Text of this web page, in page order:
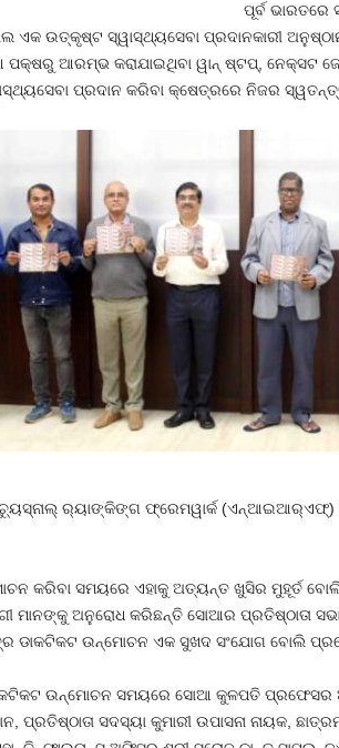
ପୂର୍ବ
ଏକ ଉତ୍କୃଷ୍ଟ ସ୍ୱାସ୍ଥ୍ୟସେବା ପ୍ରଦାନକାରୀ
ପକ୍ଷରୁ ଆରମ୍ଭ କରାଯାଇଥିବା ୱାନ୍ ଷ୍ଟପ୍‌, ନେକ୍ସଟ
ପ୍ରଦାନ କରିବା କ୍ଷେତ୍ରରେ ନିଜର
ର‌୍ୟାଙ୍କିଙ୍ଗ ଫ୍ରେମୱାର୍କ (ଏନ୍‌ଆଇଆର୍‌ଏଫ୍‌)
କରିବା ସମୟରେ ଏହାକୁ ଅତ୍ୟନ୍ତ ଖୁସିର ମୁହୂର୍ତ
ମାନଙ୍କୁ ଅନୁରୋଧ କରିଛନ୍ତି ସୋଆର ପ୍ରତିଷ୍ଠାତା
ଡାକଟିକଟ ଉନ୍ମୋଚନ ଏକ ସୁଖଦ ସଂଯୋଗ ବୋଲି
ଉନ୍ମୋଚନ ସମୟରେ ସୋଆ କୁଳପତି ପ୍ରଫେସର
ପ୍ରତିଷ୍ଠାତା ସଦସ୍ୟା କୁମାରୀ ଉପାସନା ନାୟକ,